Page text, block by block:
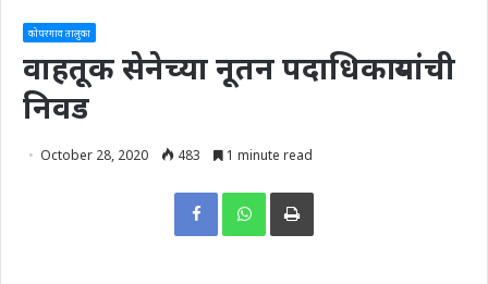
कोपरगाव तालुका
वाहतूक सेनेच्या नूतन पदाधिकाऱ्यांची
निवड
October 28, 2020 483 1 minute read
Print